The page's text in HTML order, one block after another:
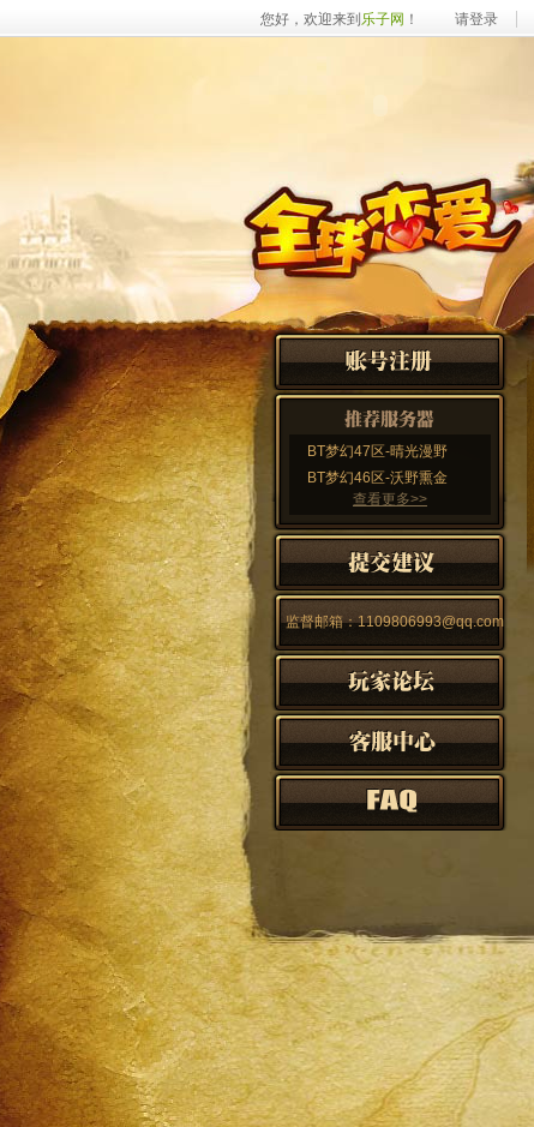
您好，欢迎来到 乐子网 ！ 请登录
BT梦幻47区-晴光漫野
BT梦幻46区-沃野熏金
查看更多>>
监督邮箱：1109806993@qq.com